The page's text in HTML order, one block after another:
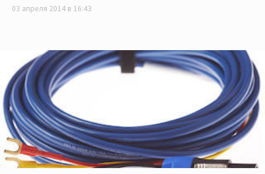
03 апреля 2014 в 16:43